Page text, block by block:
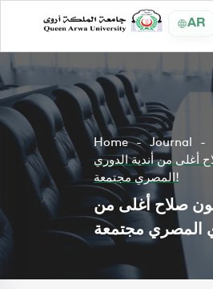
AR
Home
Journal
أغلى من أندية الدوري
المصري مجتمعة!
صلاح أغلى من